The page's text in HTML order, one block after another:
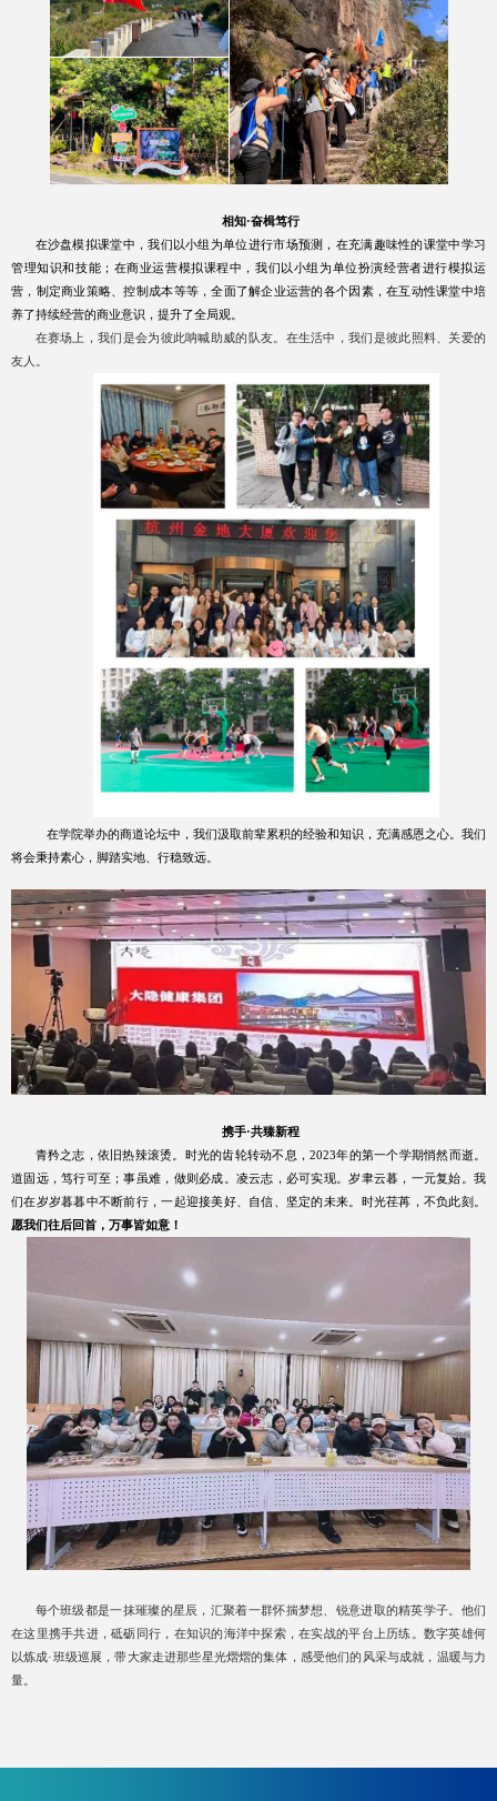
相知·奋楫笃行
在沙盘模拟课堂中，我们以小组为单位进行市场预测，在充满趣味性的课堂中学习
管理知识和技能；在商业运营模拟课程中，我们以小组为单位扮演经营者进行模拟运
营，制定商业策略、控制成本等等，全面了解企业运营的各个因素，在互动性课堂中培
养了持续经营的商业意识，提升了全局观。
在赛场上，我们是会为彼此呐喊助威的队友。在生活中，我们是彼此照料、关爱的
友人。
在学院举办的商道论坛中，我们汲取前辈累积的经验和知识，充满感恩之心。我们
将会秉持素心，脚踏实地、行稳致远。
携手·共臻新程
青矜之志，依旧热辣滚烫。时光的齿轮转动不息， 2023年的第一个学期悄然而逝。
道固远，笃行可至；事虽难，做则必成。凌云志，必可实现。岁聿云暮，一元复始。我
们在岁岁暮暮中不断前行，一起迎接美好、自信、坚定的未来。时光荏苒，不负此刻。
愿我们往后回首，万事皆如意！
每个班级都是一抹璀璨的星辰，汇聚着一群怀揣梦想、锐意进取的精英学子。他们
在这里携手共进，砥砺同行，在知识的海洋中探索，在实战的平台上历练。数字英雄何
以炼成·班级巡展，带大家走进那些星光熠熠的集体，感受他们的风采与成就，温暖与力
量。